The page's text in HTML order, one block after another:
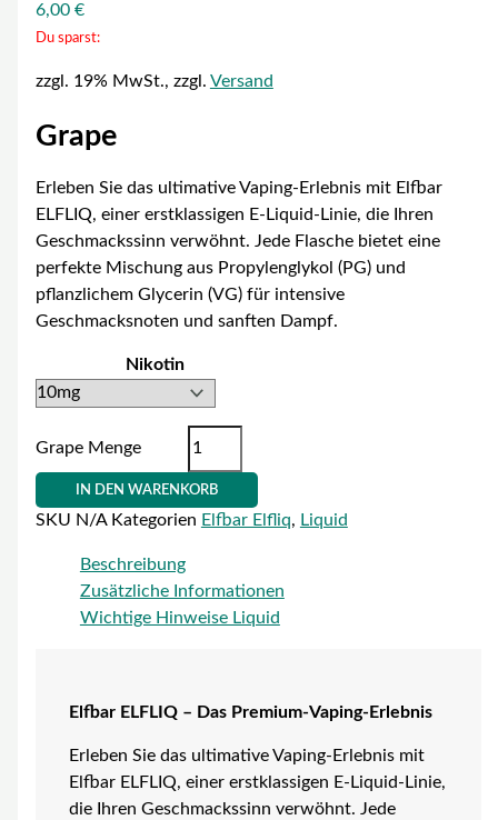
6,00 €
Du sparst:
zzgl. 19% MwSt., zzgl. Versand
Grape
Erleben Sie das ultimative Vaping-Erlebnis mit Elfbar
ELFLIQ, einer erstklassigen E-Liquid-Linie, die Ihren
Geschmackssinn verwöhnt. Jede Flasche bietet eine
perfekte Mischung aus Propylenglykol (PG) und
pflanzlichem Glycerin (VG) für intensive
Geschmacksnoten und sanften Dampf.
Nikotin
Grape Menge
IN DEN WARENKORB
SKU N/A Kategorien Elfbar Elfliq, Liquid
Beschreibung
Zusätzliche Informationen
Wichtige Hinweise Liquid
Elfbar ELFLIQ – Das Premium-Vaping-Erlebnis
Erleben Sie das ultimative Vaping-Erlebnis mit
Elfbar ELFLIQ, einer erstklassigen E-Liquid-Linie,
die Ihren Geschmackssinn verwöhnt. Jede